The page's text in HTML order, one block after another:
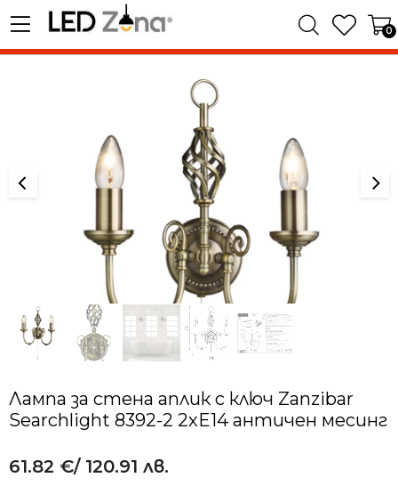
0
Лампа за стена аплик с ключ Zanzibar
Searchlight 8392-2 2xE14 античен месинг
61.82 €/ 120.91 лв.